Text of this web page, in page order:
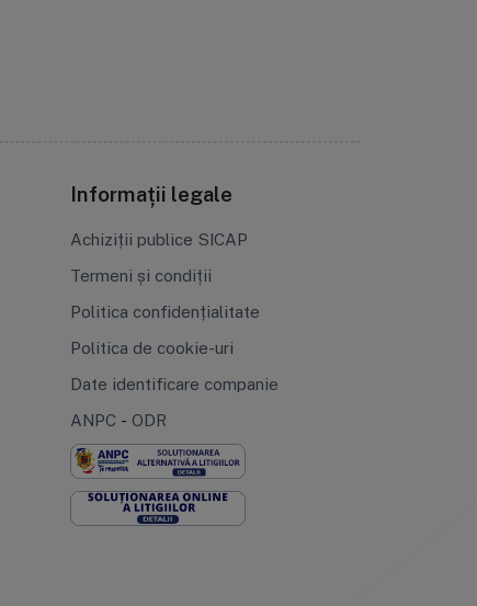
Informații legale
Achiziții publice SICAP
Termeni și condiții
Politica confidențialitate
Politica de cookie-uri
Date identificare companie
ANPC - ODR